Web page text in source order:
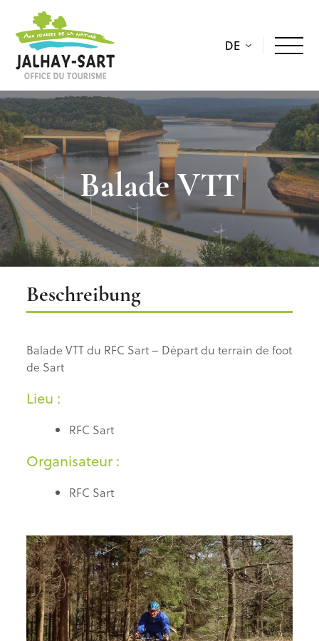
DE
Balade VTT
Beschreibung
Beschreibung
Balade VTT du RFC Sart – Départ du terrain de foot
de Sart
Lieu :
RFC Sart
Organisateur :
RFC Sart